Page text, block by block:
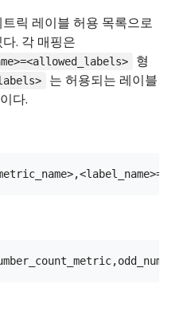
릭 레이블 허용 목록으로
. 각 매핑은
형
는 허용되는 레이블
다.